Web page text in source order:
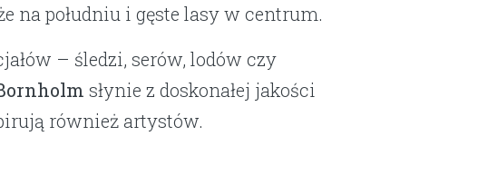
na południu i gęste lasy w centrum.
– śledzi, serów, lodów czy
słynie z doskonałej jakości
również artystów.